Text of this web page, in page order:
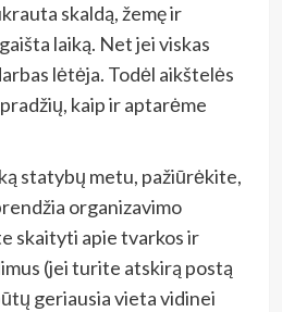
skaldą, žemę ir
laiką. Net jei viskas
lėtėja. Todėl aikštelės
kaip ir aptarėme
statybų metu, pažiūrėkite,
organizavimo
skaityti apie tvarkos ir
(jei turite atskirą postą
geriausia vieta vidinei